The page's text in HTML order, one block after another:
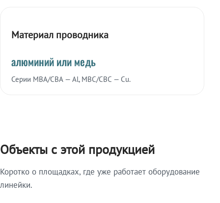
Материал проводника
алюминий или медь
Серии МВА/СВА — Al, МВС/СВС — Cu.
Объекты с этой продукцией
Коротко о площадках, где уже работает оборудование
линейки.